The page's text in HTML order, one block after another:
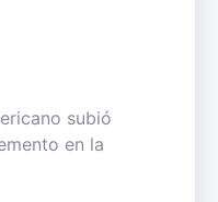
subió
en la